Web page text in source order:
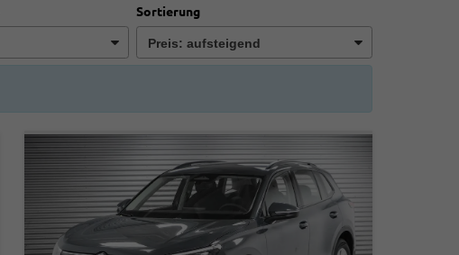
Sortierung